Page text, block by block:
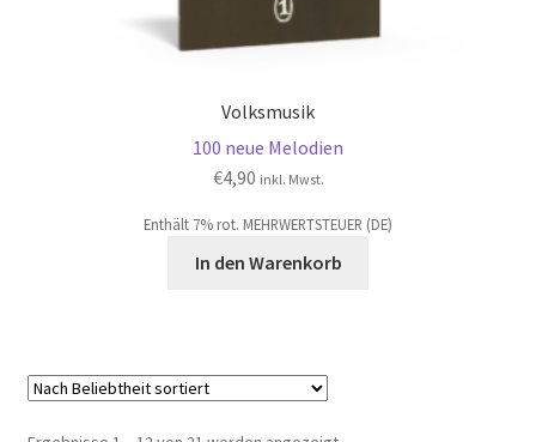
Volksmusik
100 neue Melodien
€4,90 inkl. Mwst.
Enthält 7% rot. MEHRWERTSTEUER (DE)
In den Warenkorb